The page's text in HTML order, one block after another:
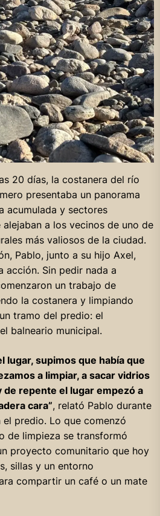
20 días, la costanera del río
presentaba un panorama
acumulada y sectores
a los vecinos de uno de
más valiosos de la ciudad.
Pablo, junto a su hijo Axel,
acción. Sin pedir nada a
un trabajo de
la costanera y limpiando
tramo del predio: el
balneario municipal.
lugar, supimos que había que
a limpiar, a sacar vidrios
de repente el lugar empezó a
cara”, relató Pablo durante
el predio. Lo que comenzó
de limpieza se transformó
proyecto comunitario que hoy
sillas y un entorno
compartir un café o un mate